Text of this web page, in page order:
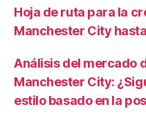
Hoja de ruta para la
Manchester City
Análisis del mercado
Manchester City:
estilo basado en la